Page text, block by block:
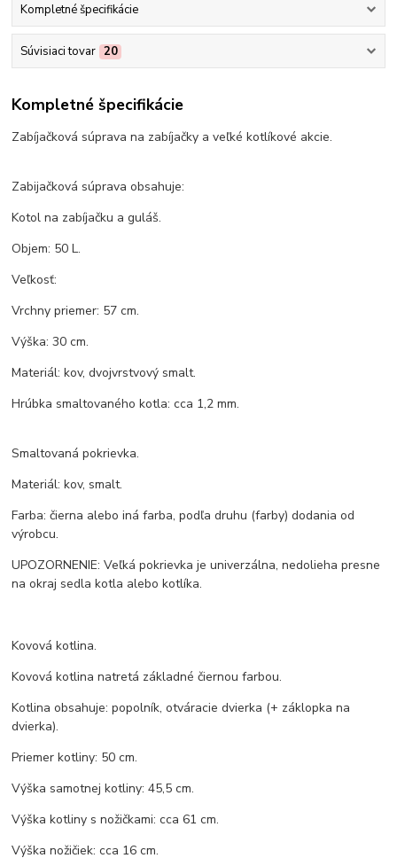
Kompletné špecifikácie
Súvisiaci tovar 20
Kompletné špecifikácie
Zabíjačková súprava na zabíjačky a veľké kotlíkové akcie.
Zabijačková súprava obsahuje:
Kotol na zabíjačku a guláš.
Objem: 50 L.
Veľkosť:
Vrchny priemer: 57 cm.
Výška: 30 cm.
Materiál: kov, dvojvrstvový smalt.
Hrúbka smaltovaného kotla: cca 1,2 mm.
Smaltovaná pokrievka.
Materiál: kov, smalt.
Farba: čierna alebo iná farba, podľa druhu (farby) dodania od
výrobcu.
UPOZORNENIE: Veľká pokrievka je univerzálna, nedolieha presne
na okraj sedla kotla alebo kotlíka.
Kovová kotlina.
Kovová kotlina natretá základné čiernou farbou.
Kotlina obsahuje: popolník, otváracie dvierka (+ záklopka na
dvierka).
Priemer kotliny: 50 cm.
Výška samotnej kotliny: 45,5 cm.
Výška kotliny s nožičkami: cca 61 cm.
Výška nožičiek: cca 16 cm.